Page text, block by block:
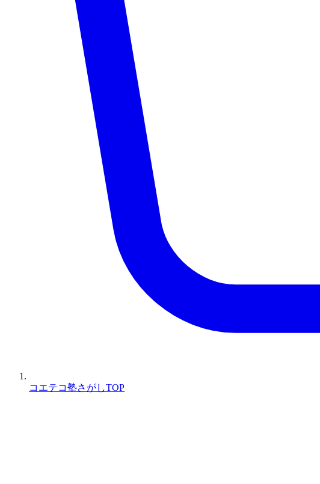
コエテコ塾さがしTOP